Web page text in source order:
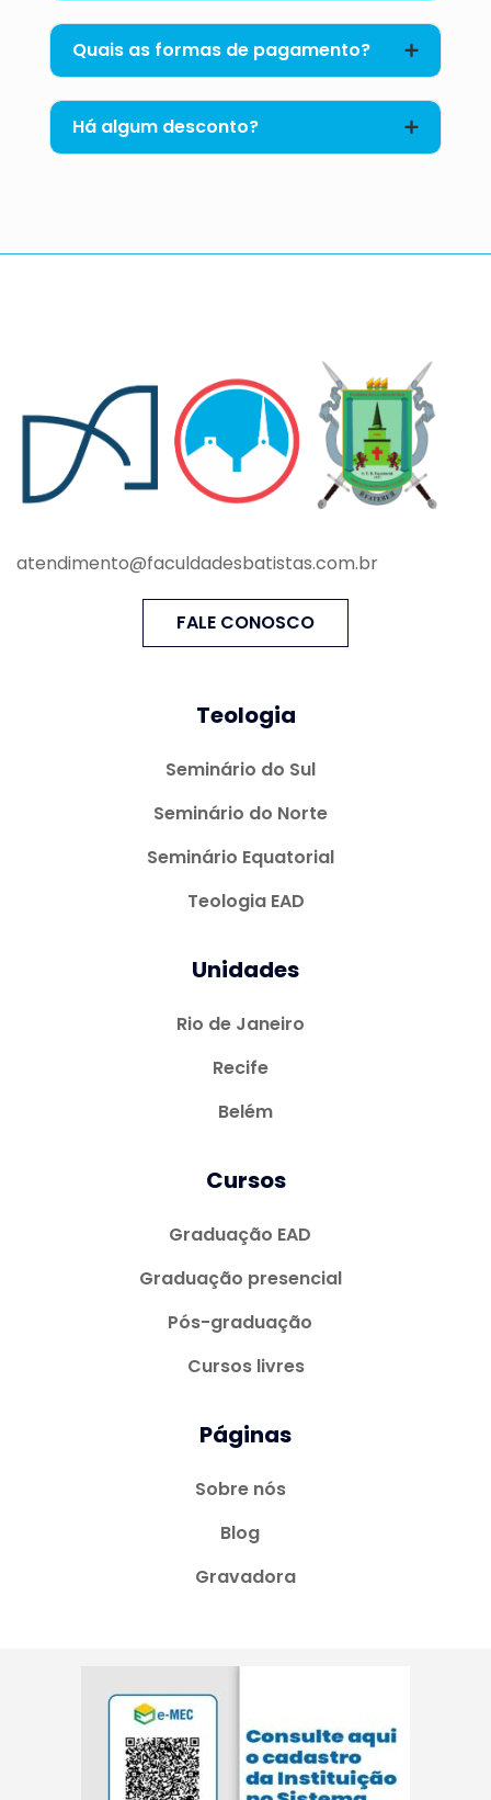
Quais as formas de pagamento?
Há algum desconto?
atendimento@faculdadesbatistas.com.br
FALE CONOSCO
Teologia
Seminário do Sul
Seminário do Norte
Seminário Equatorial
Teologia EAD
Unidades
Rio de Janeiro
Recife
Belém
Cursos
Graduação EAD
Graduação presencial
Pós-graduação
Cursos livres
Páginas
Sobre nós
Blog
Gravadora